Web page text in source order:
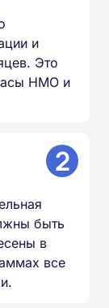
и
Это
НМО и
2
быть
в
все